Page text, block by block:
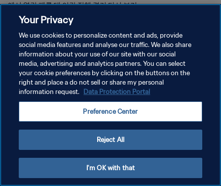
에서 열린 페루 대 이란 전체 경기 다시 보기
개인정보 보호정책
서비스 약관
Your Privacy
We use cookies to personalize content and ads, provide
social media features and analyse our traffic. We also share
information about your use of our site with our social
media, advertising and analytics partners. You can select
your cookie preferences by clicking on the buttons on the
right and place a do not sell or share my personal
information request. Data Protection Portal
Preference Center
Reject All
I'm OK with that